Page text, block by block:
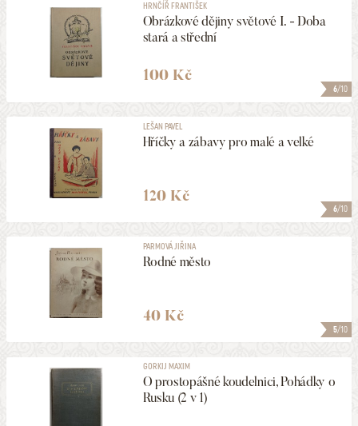
6/10
HRNČÍŘ FRANTIŠEK
Obrázkové dějiny světové I. - Doba
stará a střední
100 Kč
6/10
LEŠAN PAVEL
Hříčky a zábavy pro malé a velké
120 Kč
5/10
PARMOVÁ JIŘINA
Rodné město
40 Kč
GORKIJ MAXIM
O prostopášné koudelnici, Pohádky o
Rusku (2 v 1)